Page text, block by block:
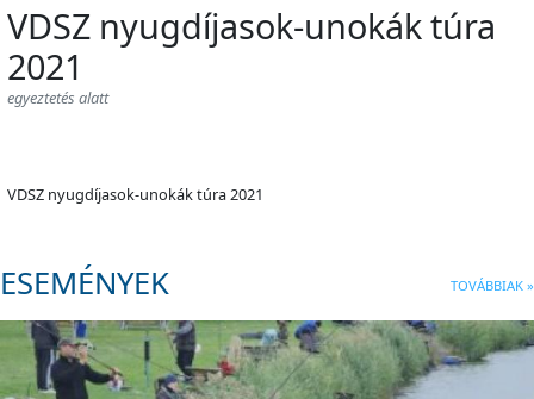
VDSZ nyugdíjasok-unokák túra
2021
egyeztetés alatt
VDSZ nyugdíjasok-unokák túra 2021
ESEMÉNYEK TOVÁBBIAK »